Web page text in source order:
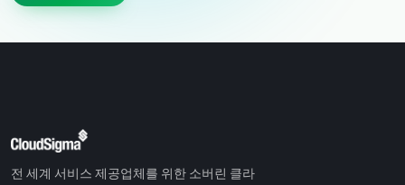
전 세계 서비스 제공업체를 위한 소버린 클라